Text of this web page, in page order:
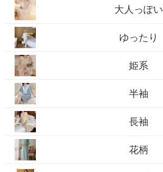
大人っぽい
ゆったり
姫系
半袖
長袖
花柄